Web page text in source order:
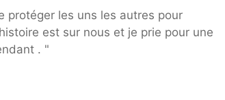
protéger les uns les autres pour
est sur nous et je prie pour une
. "